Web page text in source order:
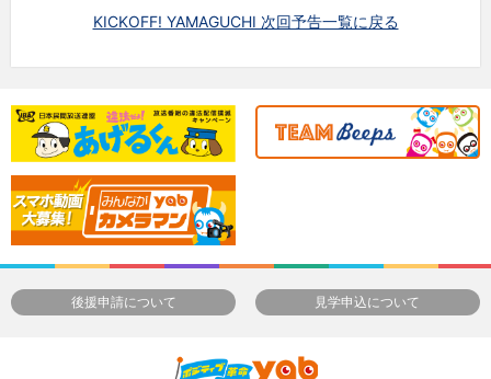
KICKOFF! YAMAGUCHI 次回予告一覧に戻る
後援申請について 見学申込について